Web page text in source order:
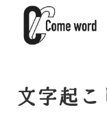
文字起